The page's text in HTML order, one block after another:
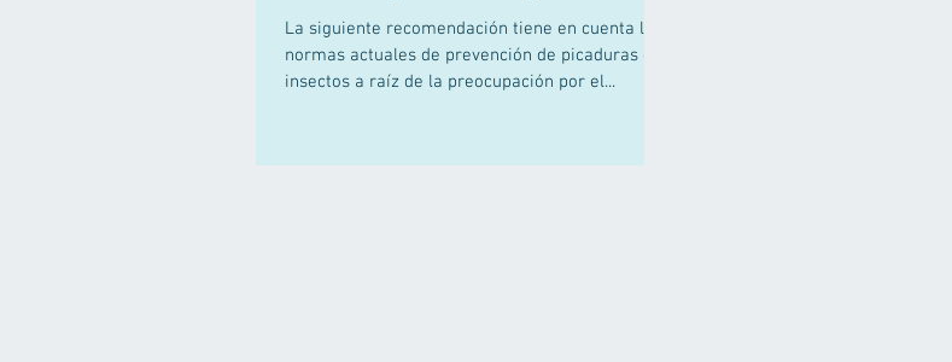
La siguiente recomendación tiene en cuenta las
normas actuales de prevención de picaduras de
insectos a raíz de la preocupación por el...